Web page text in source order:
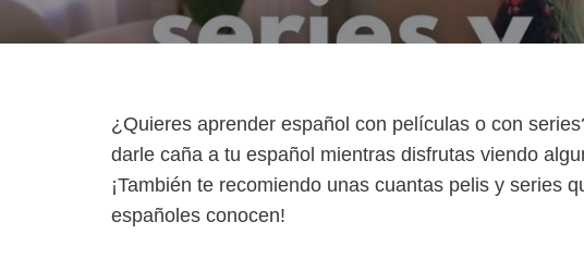
¿Quieres aprender español con películas o con
darle caña a tu español mientras disfrutas viendo
¡También te recomiendo unas cuantas pelis y series
españoles conocen!